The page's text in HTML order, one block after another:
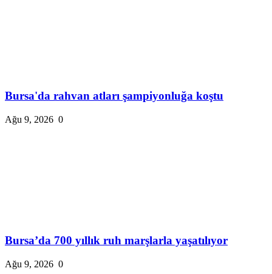
Bursa'da rahvan atları şampiyonluğa koştu
Ağu 9, 2026 0
Bursa’da 700 yıllık ruh marşlarla yaşatılıyor
Ağu 9, 2026 0